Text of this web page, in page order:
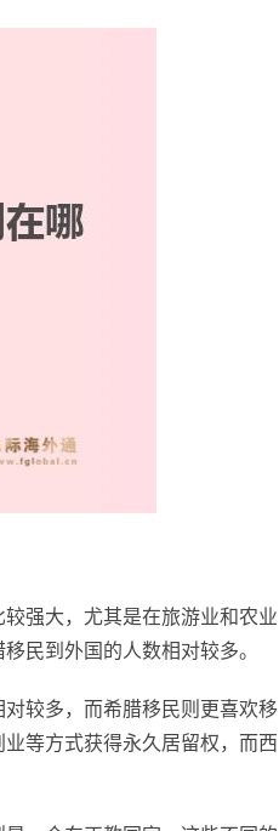
强大，尤其是在旅游业和农业
民到外国的人数相对较多。
较多，而希腊移民则更喜欢移
等方式获得永久居留权，而西